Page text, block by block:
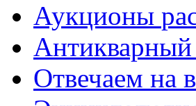
Аукционы
Отвечаем на